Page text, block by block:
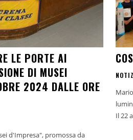
LE PORTE AI
DI MUSEI
2024 DALLE ORE
d'Impresa", promossa da
Il 22